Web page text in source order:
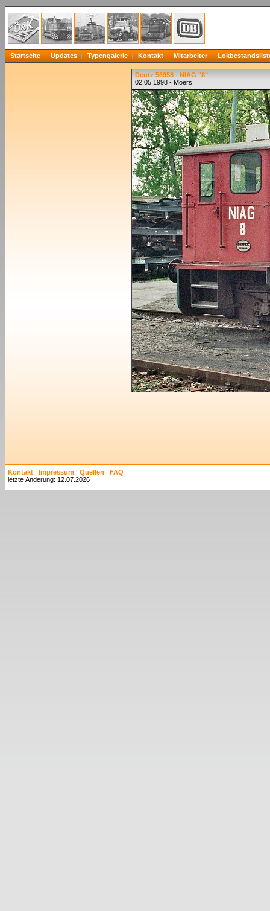
Startseite Updates Typengalerie Kontakt Mitarbeiter
Deutz 56958 - NIAG "8"
02.05.1998 - Moers
Kontakt | Impressum | Quellen | FAQ
letzte Änderung: 12.07.2026